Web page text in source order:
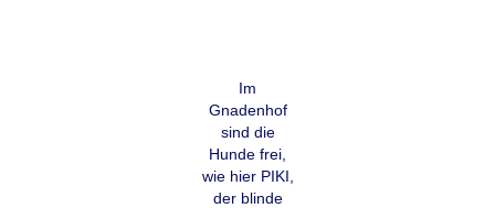
Im
Gnadenhof
sind die
Hunde frei,
wie hier PIKI,
der blinde